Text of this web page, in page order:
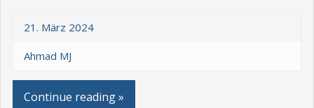
21. März 2024
Ahmad MJ
Continue reading »